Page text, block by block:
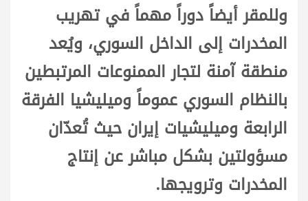
وللمقر أيضاً دوراً مهماً في تهريب
المخدرات إلى الداخل السوري، ويُعد
منطقة آمنة لتجار الممنوعات المرتبطين
بالنظام السوري عموماً وميليشيا الفرقة
الرابعة وميليشيات إيران حيث تُعدّان
مسؤولتين بشكل مباشر عن إنتاج
المخدرات وترويجها.